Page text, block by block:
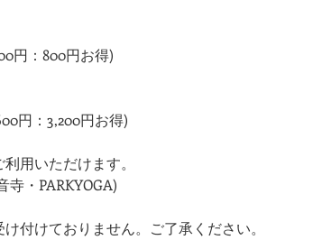
円：800円お得)
円：3,200円お得)
用いただけます。
・PARKYOGA)
付けておりません。ご了承ください。